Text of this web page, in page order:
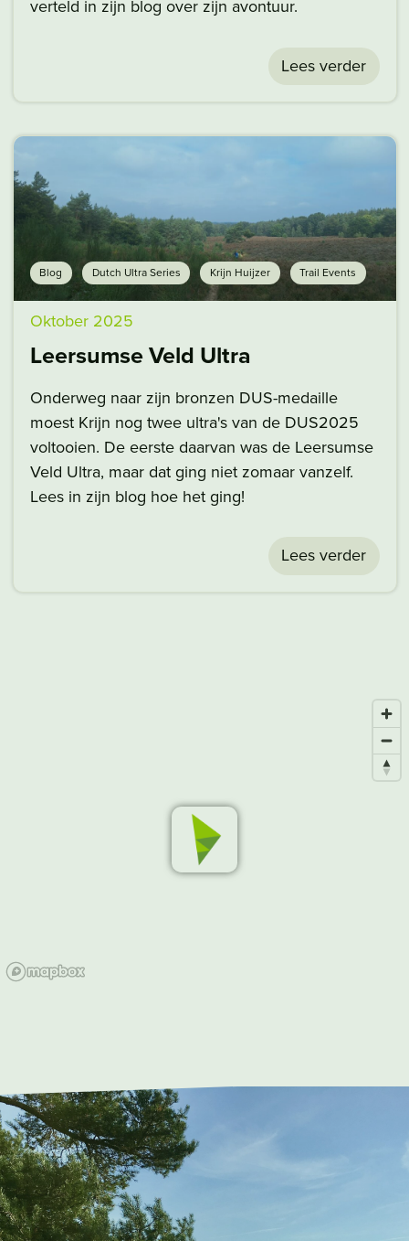
verteld in zijn blog over zijn avontuur.
Lees verder
Blog Dutch Ultra Series Krijn Huijzer Trail Events
Oktober 2025
Leersumse Veld Ultra
Onderweg naar zijn bronzen DUS-medaille
moest Krijn nog twee ultra's van de DUS2025
voltooien. De eerste daarvan was de Leersumse
Veld Ultra, maar dat ging niet zomaar vanzelf.
Lees in zijn blog hoe het ging!
Lees verder